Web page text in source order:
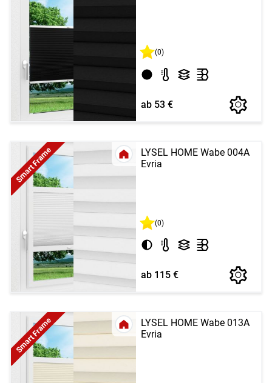
(0)
ab 53 €
LYSEL HOME Wabe 004A
Evria
Smart Frame
(0)
ab 115 €
LYSEL HOME Wabe 013A
Evria
Smart Frame